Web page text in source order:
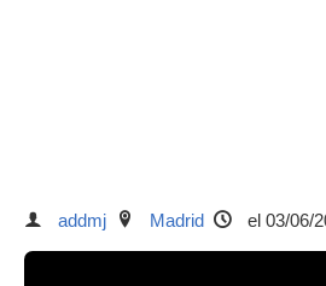
addmj Madrid el 03/06/